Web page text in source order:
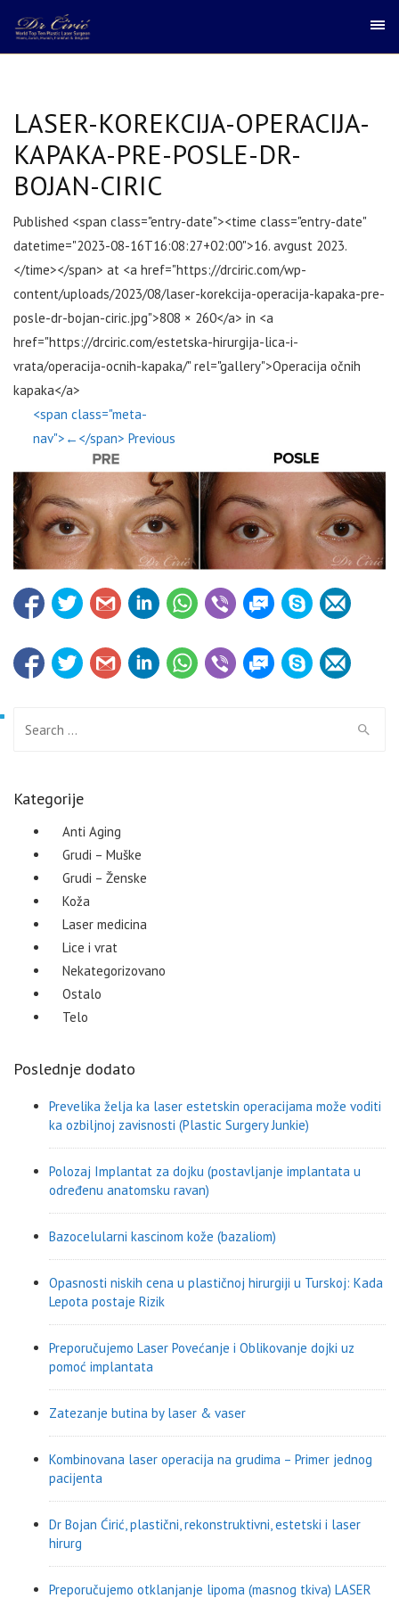
LASER-KOREKCIJA-OPERACIJA-
KAPAKA-PRE-POSLE-DR-
BOJAN-CIRIC
Published <span class="entry-date"><time class="entry-date"
datetime="2023-08-16T16:08:27+02:00">16. avgust 2023.
</time></span> at <a href="https://drciric.com/wp-
content/uploads/2023/08/laser-korekcija-operacija-kapaka-pre-
posle-dr-bojan-ciric.jpg">808 × 260</a> in <a
href="https://drciric.com/estetska-hirurgija-lica-i-
vrata/operacija-ocnih-kapaka/" rel="gallery">Operacija očnih
kapaka</a>
<span class="meta-
nav">←</span> Previous
Kategorije
Anti Aging
Grudi – Muške
Grudi – Ženske
Koža
Laser medicina
Lice i vrat
Nekategorizovano
Ostalo
Telo
Poslednje dodato
Prevelika želja ka laser estetskin operacijama može voditi
ka ozbiljnoj zavisnosti (Plastic Surgery Junkie)
Polozaj Implantat za dojku (postavljanje implantata u
određenu anatomsku ravan)
Bazocelularni kascinom kože (bazaliom)
Opasnosti niskih cena u plastičnoj hirurgiji u Turskoj: Kada
Lepota postaje Rizik
Preporučujemo Laser Povećanje i Oblikovanje dojki uz
pomoć implantata
Zatezanje butina by laser & vaser
Kombinovana laser operacija na grudima – Primer jednog
pacijenta
Dr Bojan Ćirić, plastični, rekonstruktivni, estetski i laser
hirurg
Preporučujemo otklanjanje lipoma (masnog tkiva) LASER